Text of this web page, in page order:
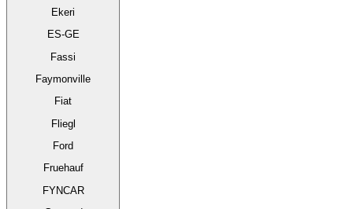
Ekeri
ES-GE
Fassi
Faymonville
Fiat
Fliegl
Ford
Fruehauf
FYNCAR